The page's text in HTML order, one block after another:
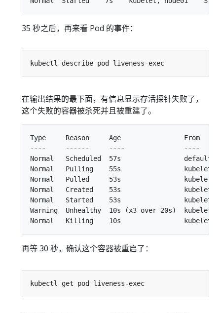
35 秒之后，再来看 Pod 的事件：
在输出结果的最下面，有信息显示存活探针失败了，
这个失败的容器被杀死并且被重建了。
Type     Reason     Age                From
----     ------     ----               ----
Normal   Scheduled  57s                default-
Normal   Pulling    55s                kubelet,
Normal   Pulled     53s                kubelet,
Normal   Created    53s                kubelet,
Normal   Started    53s                kubelet,
Warning  Unhealthy  10s (x3 over 20s)
再等 30 秒，确认这个容器被重启了：